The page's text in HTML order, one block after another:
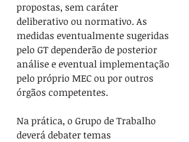
propostas, sem caráter
deliberativo ou normativo. As
medidas eventualmente sugeridas
pelo GT dependerão de posterior
análise e eventual implementação
pelo próprio MEC ou por outros
órgãos competentes.
Na prática, o Grupo de Trabalho
deverá debater temas